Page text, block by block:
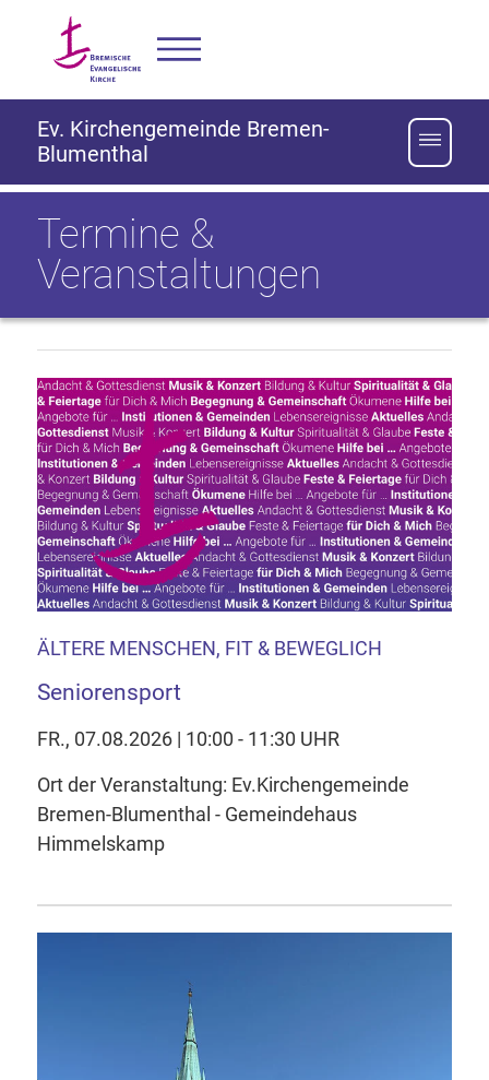
Ev. Kirchengemeinde Bremen-
Blumenthal
Termine &
Veranstaltungen
ÄLTERE MENSCHEN, FIT & BEWEGLICH
Seniorensport
FR., 07.08.2026 | 10:00 - 11:30 UHR
Ort der Veranstaltung: Ev.Kirchengemeinde
Bremen-Blumenthal - Gemeindehaus
Himmelskamp